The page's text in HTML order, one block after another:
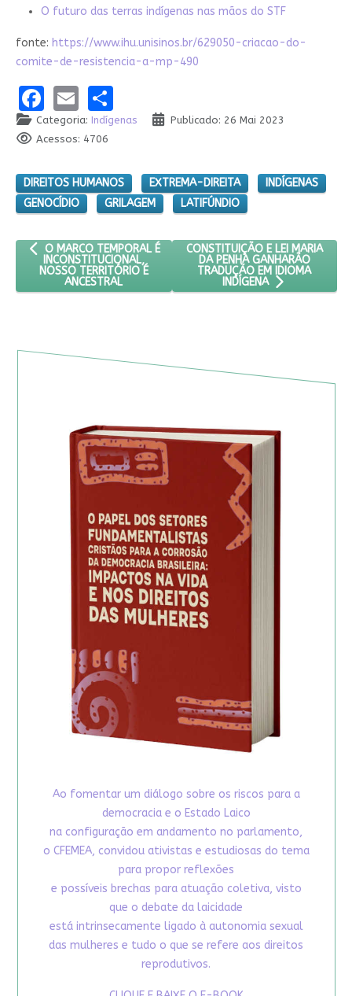
O futuro das terras indígenas nas mãos do STF
fonte: https://www.ihu.unisinos.br/629050-criacao-do-
comite-de-resistencia-a-mp-490
Facebook
EmailShare
Categoria: Indígenas
Publicado: 26 Mai 2023
Acessos: 4706
DIREITOS HUMANOS EXTREMA-DIREITA
INDÍGENAS
GENOCÍDIO
GRILAGEM LATIFÚNDIO
ARTIGO ANTERIOR: O MARCO TEMPORAL É INCONSTITUCIONAL,
O MARCO TEMPORAL É
INCONSTITUCIONAL,
NOSSO TERRITÓRIO É
ANCESTRAL
PRÓXIMO ARTIGO:
CONSTITUIÇÃO E LEI MARIA
DA PENHA GANHARÃO
TRADUÇÃO EM IDIOMA
INDÍGENA
Ao fomentar um diálogo sobre os riscos para a
democracia e o Estado Laico
na configuração em andamento no parlamento,
o CFEMEA, convidou ativistas e estudiosas do tema
para propor reflexões
e possíveis brechas para atuação coletiva, visto
que o debate da laicidade
está intrinsecamente ligado à autonomia sexual
das mulheres e tudo o que se refere aos direitos
reprodutivos.